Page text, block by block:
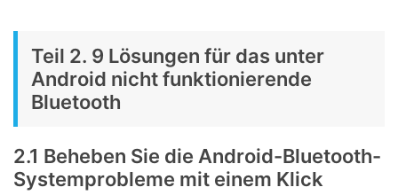
Teil 2. 9 Lösungen für das unter
Android nicht funktionierende
Bluetooth
2.1 Beheben Sie die Android-Bluetooth-
Systemprobleme mit einem Klick